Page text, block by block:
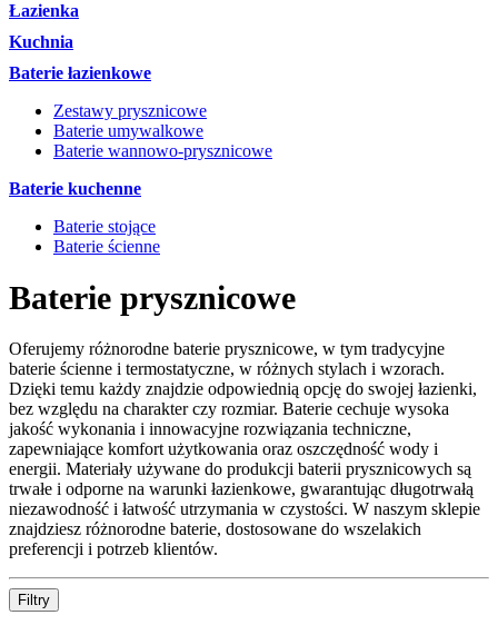
Łazienka
Kuchnia
Baterie łazienkowe
Zestawy prysznicowe
Baterie umywalkowe
Baterie wannowo-prysznicowe
Baterie kuchenne
Baterie stojące
Baterie ścienne
Baterie prysznicowe
Oferujemy różnorodne baterie prysznicowe, w tym tradycyjne
baterie ścienne i termostatyczne, w różnych stylach i wzorach.
Dzięki temu każdy znajdzie odpowiednią opcję do swojej łazienki,
bez względu na charakter czy rozmiar. Baterie cechuje wysoka
jakość wykonania i innowacyjne rozwiązania techniczne,
zapewniające komfort użytkowania oraz oszczędność wody i
energii. Materiały używane do produkcji baterii prysznicowych są
trwałe i odporne na warunki łazienkowe, gwarantując długotrwałą
niezawodność i łatwość utrzymania w czystości. W naszym sklepie
znajdziesz różnorodne baterie, dostosowane do wszelakich
preferencji i potrzeb klientów.
Filtry